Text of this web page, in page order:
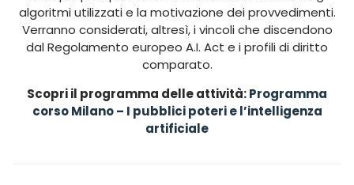
algoritmi utilizzati e la motivazione dei provvedimenti.
Verranno considerati, altresì, i vincoli che discendono
dal Regolamento europeo A.I. Act e i profili di diritto
comparato.
Scopri il programma delle attività:Programma
corso Milano – I pubblici poteri e l’intelligenza
artificiale